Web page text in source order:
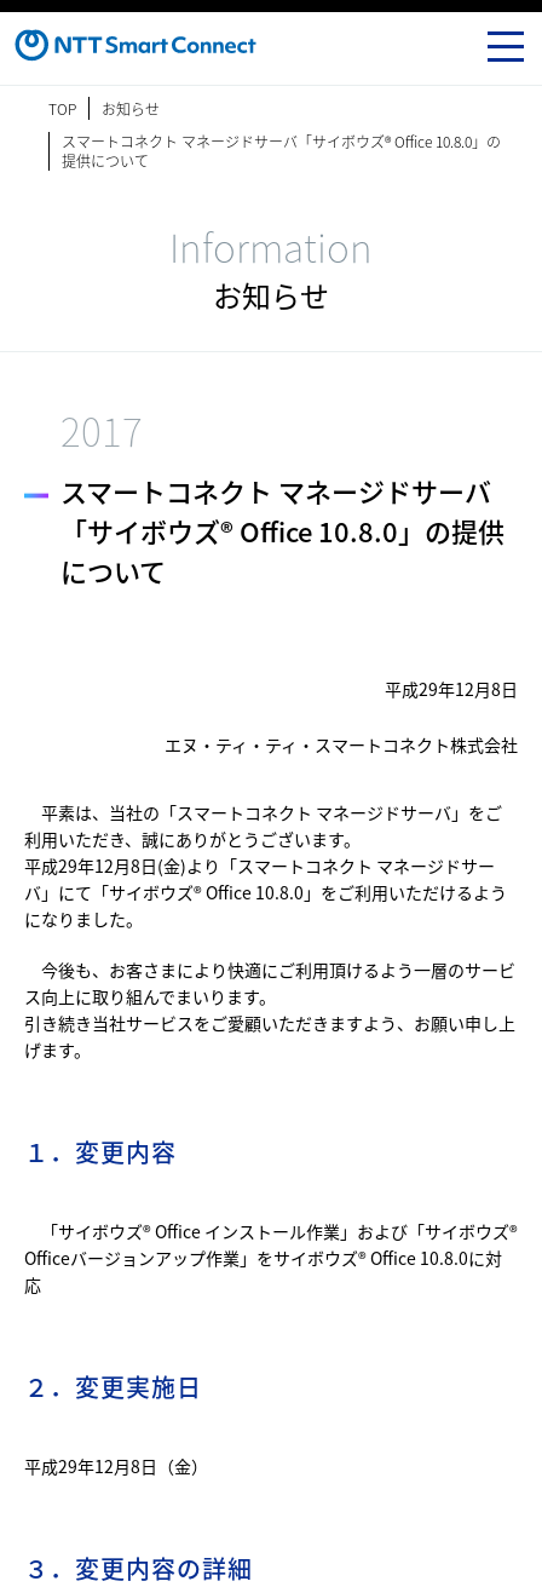
TOP
お知らせ
スマートコネクト マネージドサーバ「サイボウズ® Office 10.8.0」の
提供について
Information
お知らせ
2017
スマートコネクト マネージドサーバ
「サイボウズ® Office 10.8.0」の提供
について
平成29年12月8日
エヌ・ティ・ティ・スマートコネクト株式会社
平素は、当社の「スマートコネクト マネージドサーバ」をご
利用いただき、誠にありがとうございます。
平成29年12月8日(金)より「スマートコネクト マネージドサー
バ」にて「サイボウズ® Office 10.8.0」をご利用いただけるよう
になりました。
今後も、お客さまにより快適にご利用頂けるよう一層のサービ
ス向上に取り組んでまいります。
引き続き当社サービスをご愛顧いただきますよう、お願い申し上
げます。
１．変更内容
「サイボウズ® Office インストール作業」および「サイボウズ®
Officeバージョンアップ作業」をサイボウズ® Office 10.8.0に対
応
２．変更実施日
平成29年12月8日（金）
３．変更内容の詳細